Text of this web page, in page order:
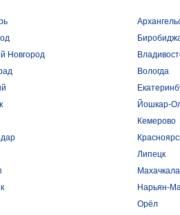
Новгород
Вологда
Йошкар-
Кемерово
Липецк
Махачкала
Нарьян-
Орёл